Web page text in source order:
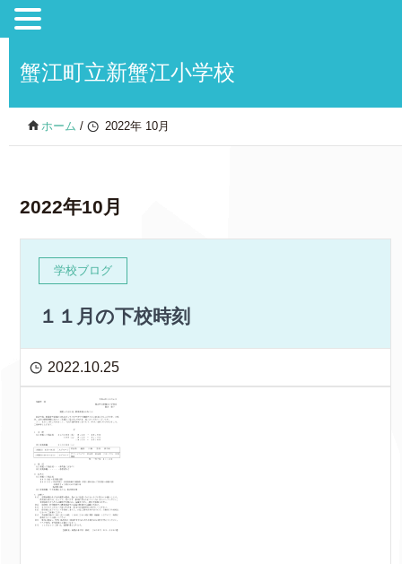
蟹江町立新蟹江小学校
ホーム / 2022年 10月
2022年10月
学校ブログ
１１月の下校時刻
2022.10.25